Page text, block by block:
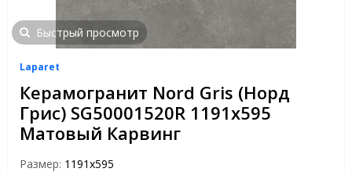
Быстрый просмотр
Laparet
Керамогранит Nord Gris (Норд
Грис) SG50001520R 1191x595
Матовый Карвинг
Размер: 1191x595